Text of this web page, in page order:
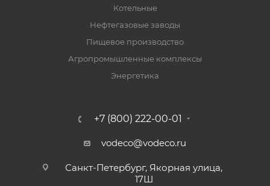
Котельные
Нефтегазовые заводы
Пищевое производство
Агропромышленные комплексы
Энергетика
+7 (800) 222-00-01
vodeco@vodeco.ru
Санкт-Петербург, Якорная улица,
17Ш